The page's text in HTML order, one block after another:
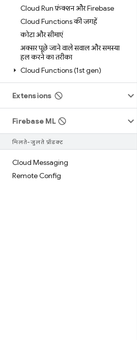
Cloud Run फ़ंक्शन और Firebase
Cloud Functions की जगहें
कोटा और सीमाएं
अक्सर पूछे जाने वाले सवाल और समस्या
हल करने का तरीका
Cloud Functions (1st gen)
Extensions
Firebase ML
मिलते-जुलते प्रॉडक्ट
Cloud Messaging
Remote Config